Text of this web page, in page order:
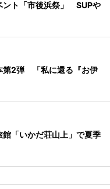
ント「市後浜祭」 SUPや
第2弾 「私に還る『お伊
「いかだ荘山上」で夏季